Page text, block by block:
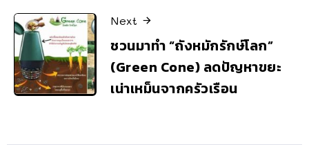
Next
ชวนมาทำ “ถังหมักรักษ์โลก”
(Green Cone) ลดปัญหาขยะ
เน่าเหม็นจากครัวเรือน